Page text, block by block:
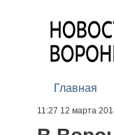
Главная
11:27 12 марта